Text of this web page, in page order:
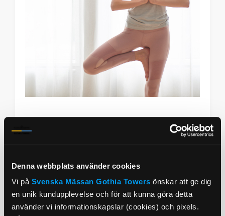
Denna webbplats använder cookies
Vi på Svenska Mässan Gothia Towersönskar att ge dig
en unik kundupplevelse och för att kunna göra detta
använder vi informationskapslar (cookies) och pixels.
ditt redskap.
350:-/person